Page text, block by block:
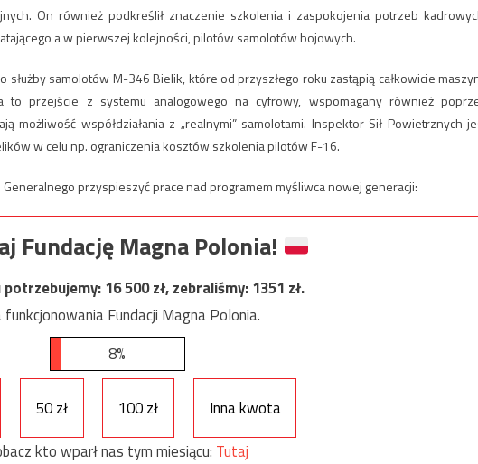
On również podkreślił znaczenie szkolenia i zaspokojenia potrzeb
a w pierwszej kolejności, pilotów samolotów bojowych.
samolotów M-346 Bielik, które od przyszłego roku zastąpią całkowicie
to przejście z systemu analogowego na cyfrowy, wspomagany również
możliwość współdziałania z „realnymi” samolotami. Inspektor Sił Powietrznych
w celu np. ograniczenia kosztów szkolenia pilotów F-16.
przyspieszyć prace nad programem myśliwca nowej generacji:
Fundację Magna Polonia!
16 500zł, zebraliśmy:1351 zł.
Fundacji Magna Polonia.
8%
50 zł 100 zł
Inna kwota
kto wparł nas tym miesiącu: Tutaj